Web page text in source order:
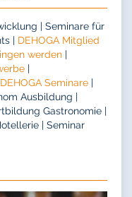
| Seminare für
| DEHOGA Mitglied
werden |
|
DEHOGA Seminare |
Ausbildung |
Gastronomie |
| Seminar